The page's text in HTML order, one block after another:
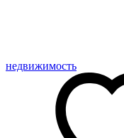
недвижимость